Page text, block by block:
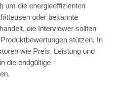
um die energieeffizienten
oder bekannte
die Interviewer sollten
stützen. In
wie Preis, Leistung und
die endgültige